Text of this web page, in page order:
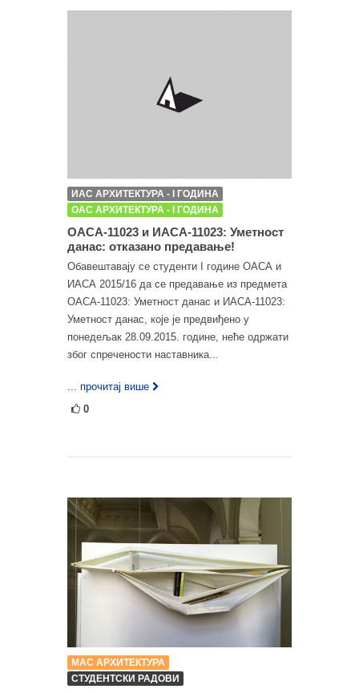
ИАС АРХИТЕКТУРА - I ГОДИНА
ОАС АРХИТЕКТУРА - I ГОДИНА
ОАСА-11023 и ИАСА-11023: Уметност
данас: отказано предавање!
Обавештавају се студенти I године ОАСА и
ИАСА 2015/16 да се предавање из предмета
ОАСА-11023: Уметност данас и ИАСА-11023:
Уметност данас, које је предвиђено у
понедељак 28.09.2015. године, неће одржати
због спречености наставника...
... прочитај више
0
МАС АРХИТЕКТУРА
СТУДЕНТСКИ РАДОВИ